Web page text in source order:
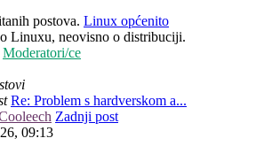
Linux općenito
Linuxu, neovisno o distribuciji.
Moderatori/ce
Re: Problem s hardverskom a...
Zadnji post
09:13